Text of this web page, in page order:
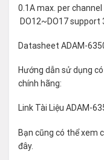
0.1A max. per channel
 DO12~DO17
Datasheet ADAM-
Hướng dẫn sử dụng
chính hãng:
Link Tài Liệu ADAM-
Bạn cũng có thể xem
đây.